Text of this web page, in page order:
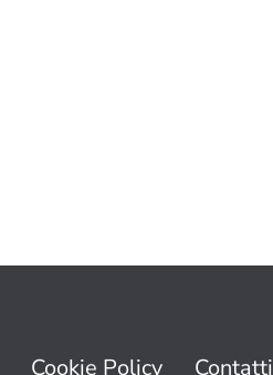
Cookie Policy Contatti